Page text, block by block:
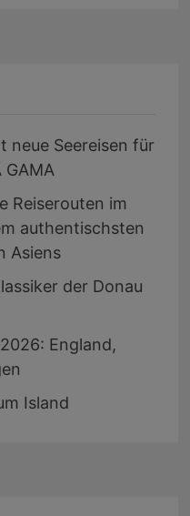
neue Seereisen für
GAMA
Reiserouten im
authentischsten
Asiens
der Donau
England,
Island